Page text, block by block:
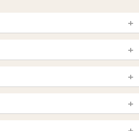
みを単なる「売上の問題」ではなく、「生き方
館）
青森
山形
越谷・春日部
岐阜県